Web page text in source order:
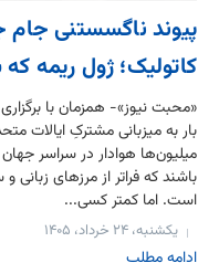
پیوند ناگسستنی جام
کاتولیک؛ ژول ریمه که
بار به میزبانی مشترکِ ایالات
میلیون‌ها هوادار در سراسر
باشند که فراتر از مرزهای
است. اما کمتر کسی...
یکشنبه، ۲۴ خرداد، ۱۴۰۵